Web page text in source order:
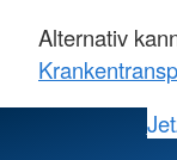
Alternativ